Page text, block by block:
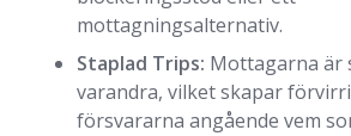
mottagningsalternativ.
Staplad Trips: Mottagarna är
varandra, vilket skapar
försvararna angående vem